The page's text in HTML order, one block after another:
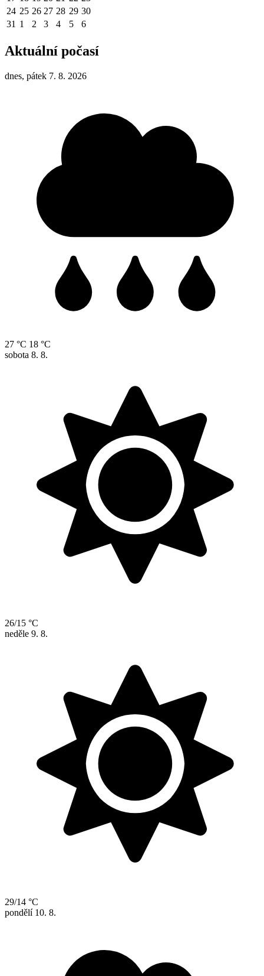
24 25 26 27 28 29 30
31 1 2 3 4 5 6
Aktuální počasí
dnes, pátek 7. 8. 2026
27 °C 18 °C
sobota 8. 8.
26/15 °C
neděle 9. 8.
29/14 °C
pondělí 10. 8.